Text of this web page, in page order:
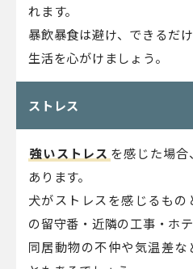
れます。
暴飲暴食は避け、できるだ
生活を心がけましょう。
ストレス
強いストレス を感じた場
あります。
犬がストレスを感じるも
の留守番・近隣の工事・ホ
同居動物の不仲や気温差